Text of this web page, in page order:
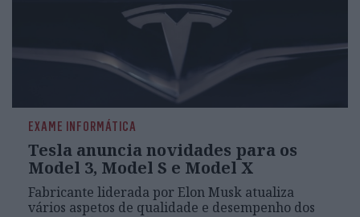
EXAME INFORMÁTICA
Tesla anuncia novidades para os
Model 3, Model S e Model X
Fabricante liderada por Elon Musk atualiza
vários aspetos de qualidade e desempenho dos